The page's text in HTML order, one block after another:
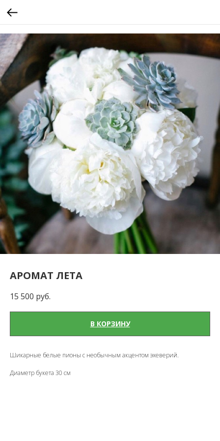
АРОМАТ ЛЕТА
15 500 руб.
В КОРЗИНУ
Шикарные белые пионы с необычным акцентом эхеверий.
Диаметр букета 30 см